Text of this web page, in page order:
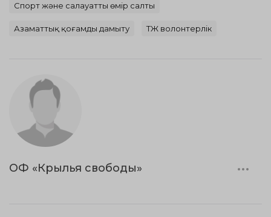
Спорт және салауатты өмір салты
Азаматтық қоғамды дамыту ТЖ волонтерлік
ОФ «Крылья свободы»